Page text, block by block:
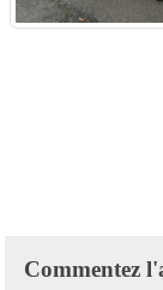
Commentez